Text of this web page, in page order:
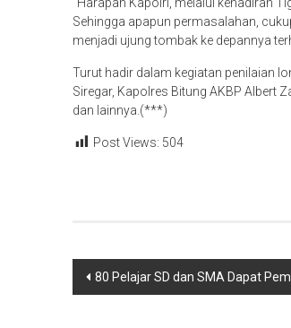
Sehingga apapun permasalahan,
menjadi ujung tombak ke depannya
Turut hadir dalam kegiatan penilaian
Siregar, Kapolres Bitung AKBP Albert
dan lainnya.(***)
Post Views: 504
Navigasi
80 Pelajar SD dan SMA Dapat